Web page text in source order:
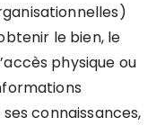
le bien, le
physique ou
connaissances,